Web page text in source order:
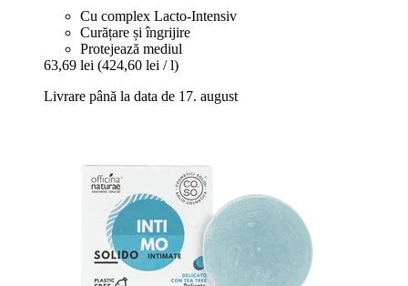
Cu complex Lacto-Intensiv
Curățare și îngrijire
Protejează mediul
63,69 lei (424,60 lei / l)
Livrare până la data de 17. august